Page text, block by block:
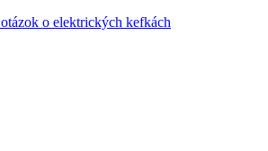
o elektrických kefkách